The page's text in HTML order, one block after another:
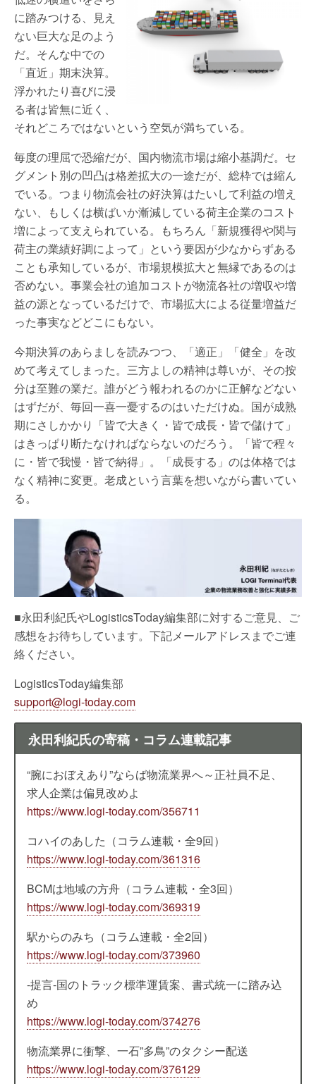
に踏みつける、見え
ない巨大な足のよう
だ。そんな中での
「直近」期末決算。
浮かれたり喜びに浸
る者は皆無に近く、
それどころではないという空気が満ちている。
毎度の理屈で恐縮だが、国内物流市場は縮小基調だ。セ
グメント別の凹凸は格差拡大の一途だが、総枠では縮ん
でいる。つまり物流会社の好決算はたいして利益の増え
ない、もしくは横ばいか漸減している荷主企業のコスト
増によって支えられている。もちろん「新規獲得や関与
荷主の業績好調によって」という要因が少なからずある
ことも承知しているが、市場規模拡大と無縁であるのは
否めない。事業会社の追加コストが物流各社の増収や増
益の源となっているだけで、市場拡大による従量増益だ
った事実などどこにもない。
今期決算のあらましを読みつつ、「適正」「健全」を改
めて考えてしまった。三方よしの精神は尊いが、その按
分は至難の業だ。誰がどう報われるのかに正解などない
はずだが、毎回一喜一憂するのはいただけぬ。国が成熟
期にさしかかり「皆で大きく・皆で成長・皆で儲けて」
はきっぱり断たなければならないのだろう。「皆で程々
に・皆で我慢・皆で納得」。「成長する」のは体格では
なく精神に変更。老成という言葉を想いながら書いてい
る。
■永田利紀氏やLogisticsToday編集部に対するご意見、ご
感想をお待ちしています。下記メールアドレスまでご連
絡ください。
LogisticsToday編集部
support@logi-today.com
永田利紀氏の寄稿・コラム連載記事
“腕におぼえあり”ならば物流業界へ～正社員不足、
求人企業は偏見改めよ
https://www.logi-today.com/356711
コハイのあした（コラム連載・全9回）
https://www.logi-today.com/361316
BCMは地域の方舟（コラム連載・全3回）
https://www.logi-today.com/369319
駅からのみち（コラム連載・全2回）
https://www.logi-today.com/373960
-提言-国のトラック標準運賃案、書式統一に踏み込
め
https://www.logi-today.com/374276
物流業界に衝撃、一石”多鳥”のタクシー配送
https://www.logi-today.com/376129